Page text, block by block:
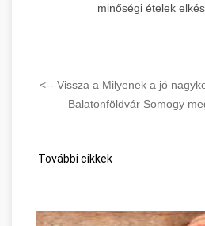
minőségi ételek
<-- Vissza a Milyenek a jó
Balatonföldvár Somogy
További cikkek